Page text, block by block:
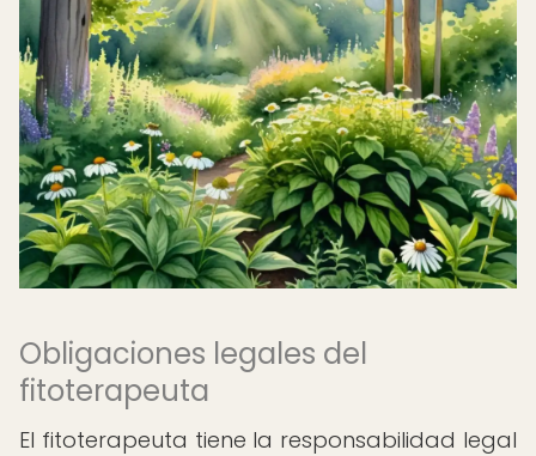
Obligaciones legales del
fitoterapeuta
El fitoterapeuta tiene la responsabilidad legal